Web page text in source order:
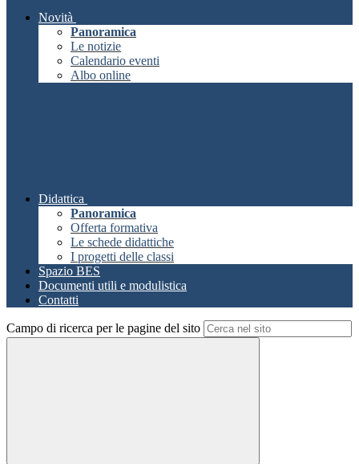
Novità
Panoramica
Le notizie
Calendario eventi
Albo online
Didattica
Panoramica
Offerta formativa
Le schede didattiche
I progetti delle classi
Spazio BES
Documenti utili e modulistica
Contatti
Campo di ricerca per le pagine del sito